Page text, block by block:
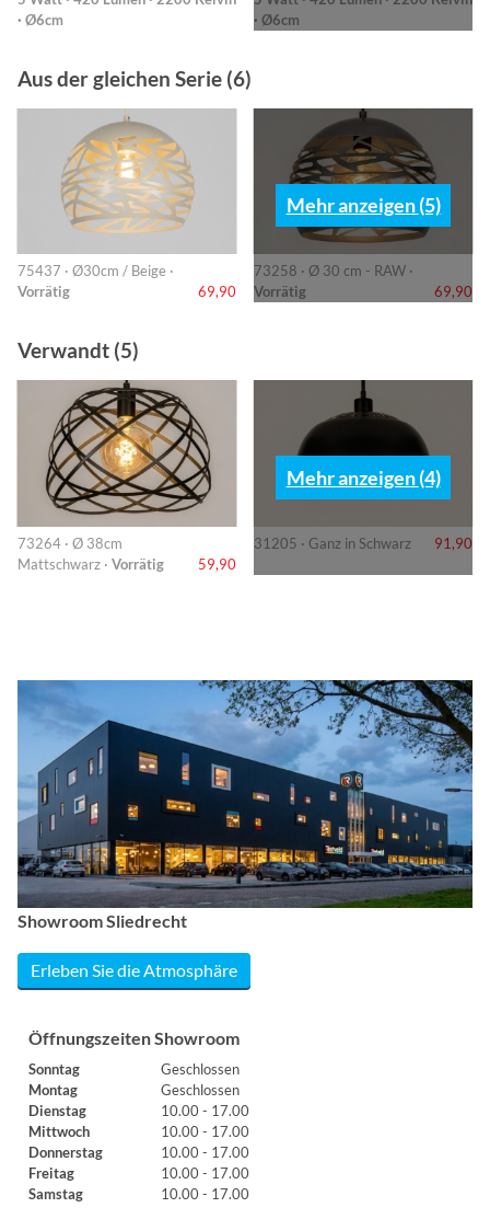
· Ø6cm
· Ø6cm
Aus der gleichen Serie (6)
75437 · Ø30cm / Beige ·
Vorrätig
69,90
73258 · Ø 30 cm - RAW ·
Vorrätig
69,90
Mehr anzeigen (5)
Verwandt (5)
73264 · Ø 38cm
Mattschwarz · Vorrätig 59,90
31205 · Ganz in Schwarz 91,90
Mehr anzeigen (4)
Showroom Sliedrecht
Erleben Sie die Atmosphäre
Öffnungszeiten Showroom
Sonntag
Geschlossen
Montag
Geschlossen
Dienstag
10.00 - 17.00
Mittwoch
10.00 - 17.00
Donnerstag
10.00 - 17.00
Freitag
10.00 - 17.00
Samstag
10.00 - 17.00